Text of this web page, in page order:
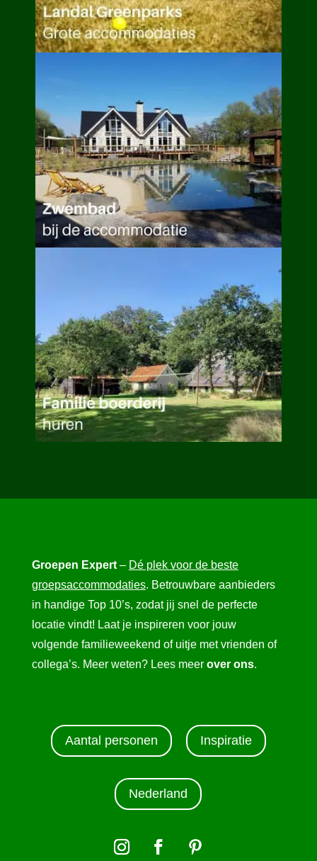
Groepen Expert– Dé plek voor de beste
groepsaccommodaties. Betrouwbare aanbieders
in handige Top 10’s, zodat jij snel de perfecte
locatie vindt! Laat je inspireren voor jouw
volgende familieweekend of uitje met vrienden of
collega’s. Meer weten? Lees meer over ons.
Aantal personen Inspiratie
Nederland